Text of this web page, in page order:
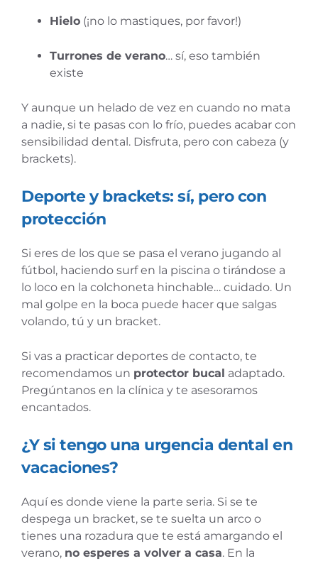
Hielo (¡no lo mastiques, por favor!)
Turrones de verano… sí, eso también
existe
Y aunque un helado de vez en cuando no mata
a nadie, si te pasas con lo frío, puedes acabar con
sensibilidad dental. Disfruta, pero con cabeza (y
brackets).
Deporte y brackets: sí, pero con
protección
Si eres de los que se pasa el verano jugando al
fútbol, haciendo surf en la piscina o tirándose a
lo loco en la colchoneta hinchable… cuidado. Un
mal golpe en la boca puede hacer que salgas
volando, tú y un bracket.
Si vas a practicar deportes de contacto, te
recomendamos un protector bucal adaptado.
Pregúntanos en la clínica y te asesoramos
encantados.
¿Y si tengo una urgencia dental en
vacaciones?
Aquí es donde viene la parte seria. Si se te
despega un bracket, se te suelta un arco o
tienes una rozadura que te está amargando el
verano, no esperes a volver a casa. En la